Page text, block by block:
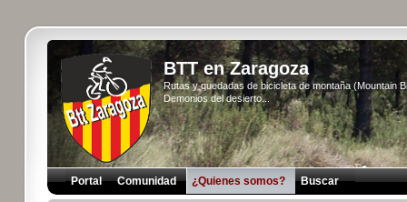
BTT en Zaragoza
Rutas y quedadas de bicicleta de montaña (Mountain
Demonios del desierto...
Portal Comunidad ¿Quienes somos? Buscar